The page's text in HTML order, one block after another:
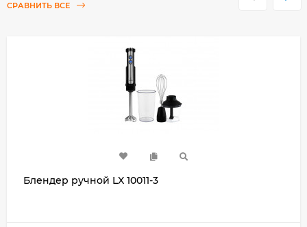
СРАВНИТЬ ВСЕ
Блендер ручной LX 10011-3